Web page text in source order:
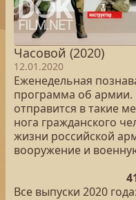
Часовой (2020)
12.01.2020
Еженедельная
программа об армии.
отправится в такие
нога гражданского
жизни российской
вооружение и
Все выпуски 2020 года: